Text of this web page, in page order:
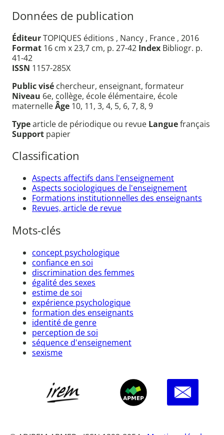
Données de publication
ÉditeurTOPIQUES éditions , Nancy , France , 2016
Format 16 cm x 23,7 cm, p. 27-42 Index Bibliogr. p.
41-42
ISSN 1157-285X
Public visé chercheur, enseignant, formateur
Niveau 6e, collège, école élémentaire, école
maternelleÂge 10, 11, 3, 4, 5, 6, 7, 8, 9
Typearticle de périodique ou revue Languefrançais
Support papier
Classification
Aspects affectifs dans l'enseignement
Aspects sociologiques de l'enseignement
Formations institutionnelles des enseignants
Revues, article de revue
Mots-clés
concept psychologique
confiance en soi
discrimination des femmes
égalité des sexes
estime de soi
expérience psychologique
formation des enseignants
identité de genre
perception de soi
séquence d'enseignement
sexisme